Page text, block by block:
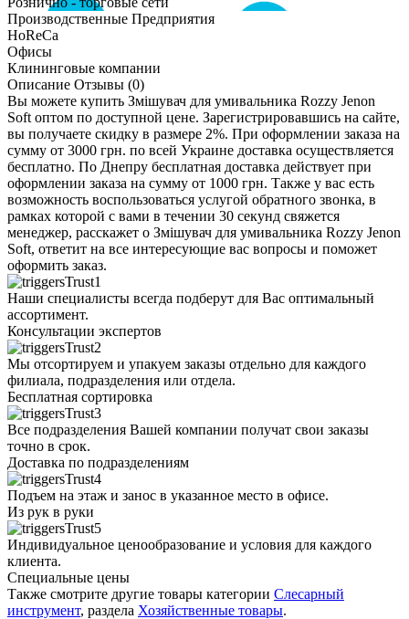
Производственные Предприятия
HoReCa
Офисы
Клининговые компании
Описание Отзывы (0)
Вы можете купить Змішувач для умивальника Rozzy Jenon
Soft оптом по доступной цене. Зарегистрировавшись на сайте,
вы получаете скидку в размере 2%. При оформлении заказа на
сумму от 3000 грн. по всей Украине доставка осуществляется
бесплатно. По Днепру бесплатная доставка действует при
оформлении заказа на сумму от 1000 грн. Также у вас есть
возможность воспользоваться услугой обратного звонка, в
рамках которой с вами в течении 30 секунд свяжется
менеджер, расскажет о Змішувач для умивальника Rozzy Jenon
Soft, ответит на все интересующие вас вопросы и поможет
оформить заказ.
Наши специалисты всегда подберут для Вас оптимальный
ассортимент.
Консультации экспертов
Мы отсортируем и упакуем заказы отдельно для каждого
филиала, подразделения или отдела.
Бесплатная сортировка
Все подразделения Вашей компании получат свои заказы
точно в срок.
Доставка по подразделениям
Подъем на этаж и занос в указанное место в офисе.
Из рук в руки
Индивидуальное ценообразование и условия для каждого
клиента.
Специальные цены
Также смотрите другие товары категории Слесарный
инструмент, раздела Хозяйственные товары.